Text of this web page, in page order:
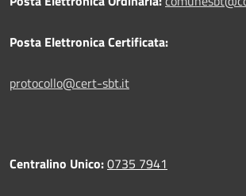
Posta Elettronica Certificata:
protocollo@cert-sbt.it
Centralino Unico:0735 7941